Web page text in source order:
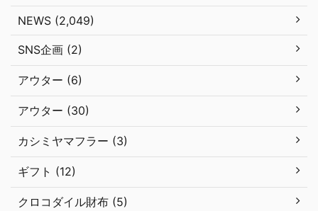
NEWS (2,049)
SNS企画 (2)
アウター (6)
アウター (30)
カシミヤマフラー (3)
ギフト (12)
クロコダイル財布 (5)